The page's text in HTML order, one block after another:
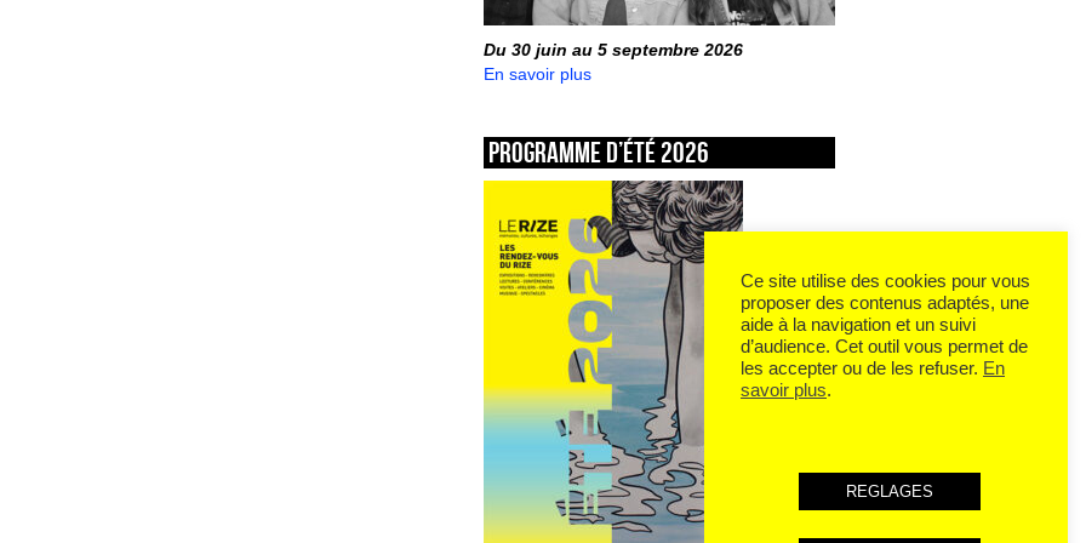
Du 30 juin au 5 septembre 2026
En savoir plus
Programme d’été 2026
Ce site utilise des cookies pour vous
proposer des contenus adaptés, une
aide à la navigation et un suivi
d’audience. Cet outil vous permet de
les accepter ou de les refuser. En
savoir plus.
REGLAGES